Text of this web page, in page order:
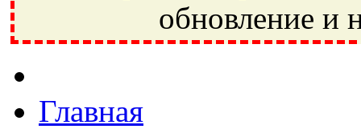
обновление и
Ивантеевка, подшипники, пневматика, метизы, техника,
Главная